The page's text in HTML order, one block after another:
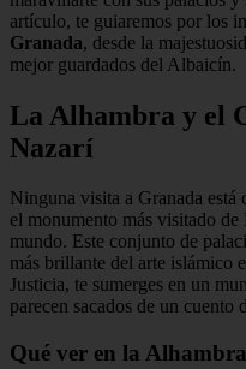
artículo, te guiaremos por los
Granada, desde la
mejor guardados del Albaicín.
La Alhambra y el
Nazarí
Ninguna visita a Granada está
el monumento más visitado
mundo. Este conjunto de
más brillante del arte islámico
Justicia, te sumerges en un
parecen sacados de un
Qué ver en la Alhambra